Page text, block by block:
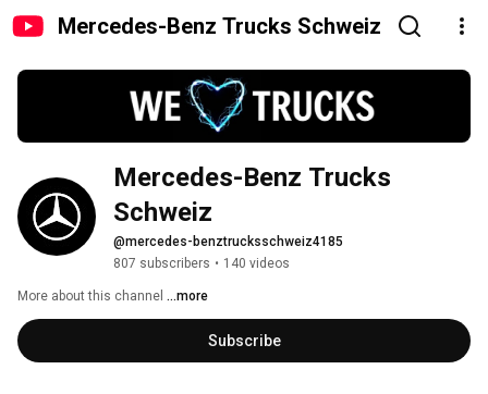
Mercedes-Benz Trucks Schweiz
Mercedes-Benz Trucks
Schweiz
@mercedes-benztrucksschweiz4185
807 subscribers • 140 videos
More about this channel ...more
Subscribe